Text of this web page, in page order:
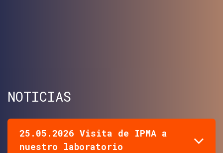
NOTICIAS
25.05.2026 Visita de IPMA a
nuestro laboratorio